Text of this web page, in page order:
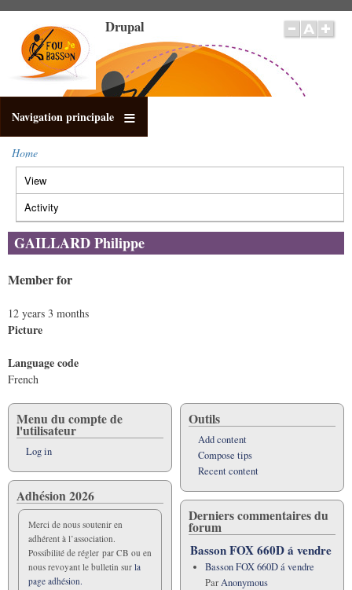
main
content
Drupal
Navigation principale
Breadcrumb
Home
Primary
tabs
View
tab)
Activity
GAILLARD Philippe
Member for
12 years 3 months
Picture
Language code
French
Menu du compte de
l'utilisateur
Log in
Adhésion 2026
Merci de nous soutenir en
adhérent à l’association.
Possibilité de régler par CB ou en
nous revoyant le bulletin sur la
page adhésion.
Outils
Add content
Compose tips
Recent content
Derniers commentaires du
forum
Basson FOX 660D á vendre
Basson FOX 660D á vendre
ParAnonymous